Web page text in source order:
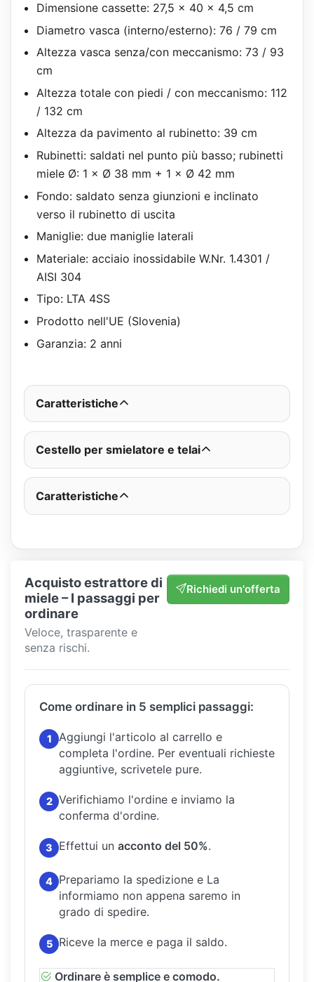
Dimensione cassette: 27,5 x 40 x 4,5 cm
Diametro vasca (interno/esterno): 76 / 79 cm
Altezza vasca senza/con meccanismo: 73 / 93
cm
Altezza totale con piedi / con meccanismo: 112
/ 132 cm
Altezza da pavimento al rubinetto: 39 cm
Rubinetti: saldati nel punto più basso; rubinetti
miele Ø: 1 × Ø 38 mm + 1 × Ø 42 mm
Fondo: saldato senza giunzioni e inclinato
verso il rubinetto di uscita
Maniglie: due maniglie laterali
Materiale: acciaio inossidabile W.Nr. 1.4301 /
AISI 304
Tipo: LTA 4SS
Prodotto nell'UE (Slovenia)
Garanzia: 2 anni
Caratteristiche
Cestello per smielatore e telai
Caratteristiche
Acquisto estrattore di
miele – I passaggi per
ordinare
Veloce, trasparente e
senza rischi.
Richiedi un'offerta
Come ordinare in 5 semplici passaggi:
1
Aggiungi l'articolo al carrello e
completa l'ordine. Per eventuali richieste
aggiuntive, scrivetele pure.
2 Verifichiamo l'ordine e inviamo la
conferma d'ordine.
3 Effettui un acconto del 50%.
4 Prepariamo la spedizione e La
informiamo non appena saremo in
grado di spedire.
5 Riceve la merce e paga il saldo.
Ordinare è semplice e comodo.